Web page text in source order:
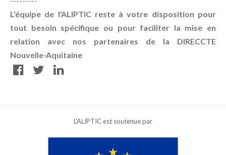
L'équipe de l'ALIPTIC reste à votre disposition pour
tout besoin spécifique ou pour faciliter la mise en
relation avec nos partenaires de la DIRECCTE
Nouvelle-Aquitaine
L'ALIPTIC est soutenue par